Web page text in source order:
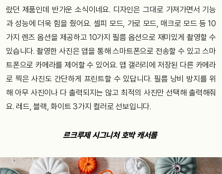
랐던 제품인데 반가운 소식이네요. 디자인은 그대로 가져가면서 기능
과 성능에 더욱 힘을 줬어요. 셀피 모드, 가로 모드, 매크로 모드 등 10
가지 렌즈 옵션을 제공하고 10가지 필름 옵션으로 재미있게 촬영할 수
있습니다. 촬영한 사진은 앱을 통해 스마트폰으로 전송할 수 있고 스마
트폰으로 카메라를 제어할 수 있어요. 앱 갤러리에 저장된 다른 카메라
로 찍은 사진도 간단하게 프린트할 수 있답니다. 필름 낭비 방지를 위
해 아무 사진이나 다 출력되지는 않고 최적의 사진만 선택해 출력해줘
요. 레드, 블랙, 화이트 3가지 컬러로 선보입니다.
르크루제 시그니처 호박 캐서롤